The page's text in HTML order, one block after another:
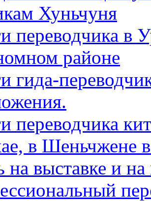
Хуньчуня
переводчика в
районе
гида-
переводчика
в Шеньчжене
на выставке и